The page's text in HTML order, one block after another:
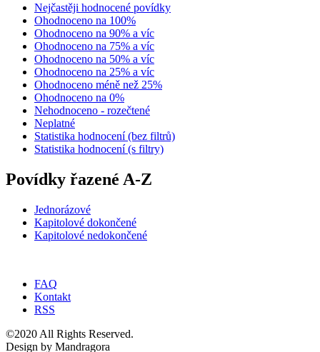
Nejčastěji hodnocené povídky
Ohodnoceno na 100%
Ohodnoceno na 90% a víc
Ohodnoceno na 75% a víc
Ohodnoceno na 50% a víc
Ohodnoceno na 25% a víc
Ohodnoceno méně než 25%
Ohodnoceno na 0%
Nehodnoceno - rozečtené
Neplatné
Statistika hodnocení (bez filtrů)
Statistika hodnocení (s filtry)
Povídky řazené A-Z
Jednorázové
Kapitolové dokončené
Kapitolové nedokončené
FAQ
Kontakt
RSS
©2020 All Rights Reserved.
Design by Mandragora